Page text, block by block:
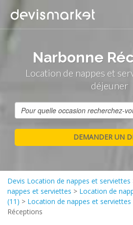
Narbonne
Location de nappes et
déjeuner
Devis Location de nappes et serviettes
nappes et serviettes > Location de
(11) > Location de nappes et
Réceptions